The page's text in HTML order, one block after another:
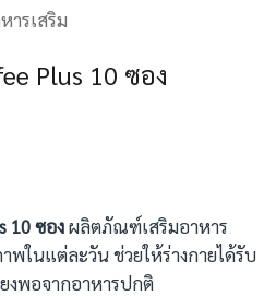
ารเสริม
Plus 10 ซอง
10 ซองผลิตภัณฑ์เสริมอาหาร
ในแต่ละวัน ช่วยให้ร่างกายได้รับ
งพอจากอาหารปกติ